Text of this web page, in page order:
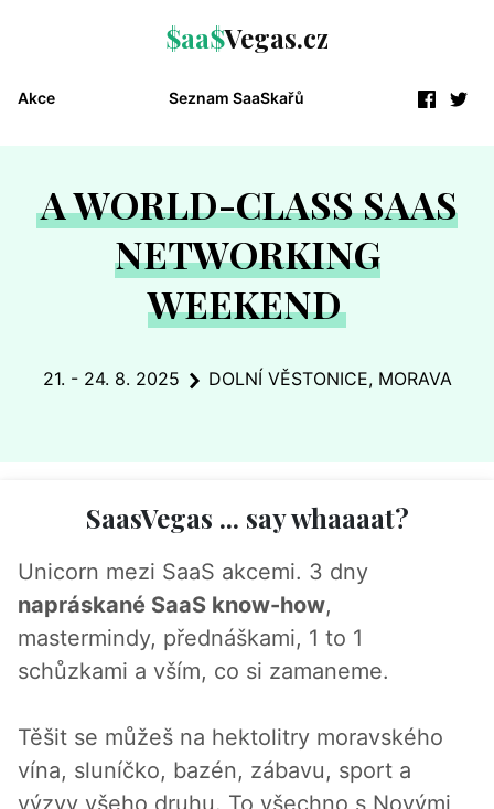
$aa$Vegas.cz
Akce Seznam SaaSkařů
A WORLD-CLASS SAAS
NETWORKING
WEEKEND
21. - 24. 8. 2025 DOLNÍ VĚSTONICE, MORAVA
SaasVegas ... say whaaaat?
Unicorn mezi SaaS akcemi. 3 dny
napráskané SaaS know-how,
mastermindy, přednáškami, 1 to 1
schůzkami a vším, co si zamaneme.
Těšit se můžeš na hektolitry moravského
vína, sluníčko, bazén, zábavu, sport a
výzvy všeho druhu. To všechno s Novými